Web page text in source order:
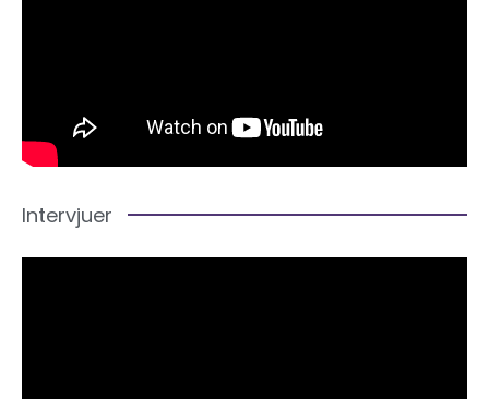
Intervjuer